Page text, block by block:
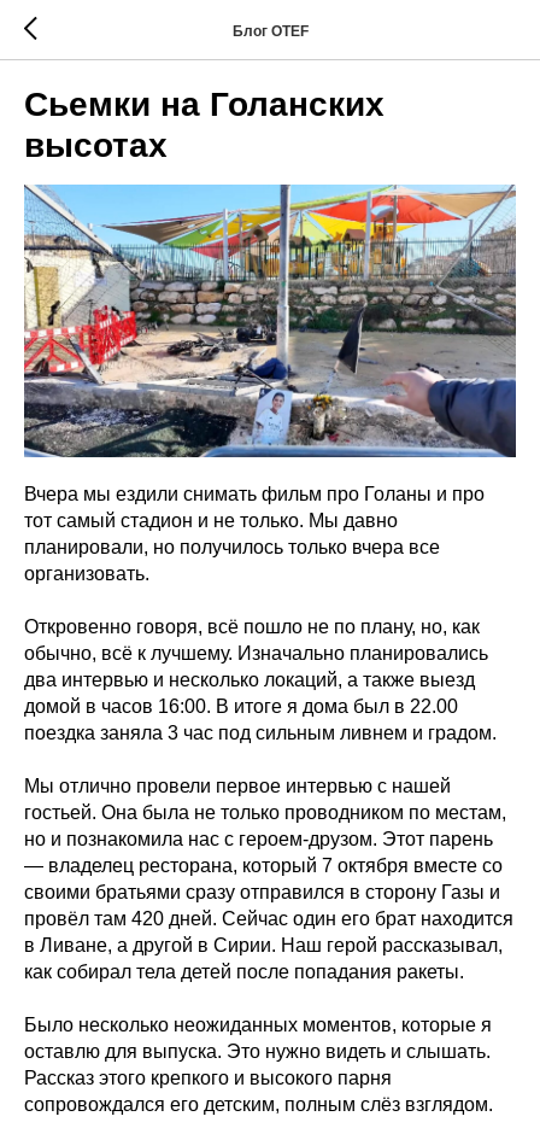
Блог OTEF
Сьемки на Голанских
высотах
Вчера мы ездили снимать фильм про Голаны и про
тот самый стадион и не только. Мы давно
планировали, но получилось только вчера все
организовать.
Откровенно говоря, всё пошло не по плану, но, как
обычно, всё к лучшему. Изначально планировались
два интервью и несколько локаций, а также выезд
домой в часов 16:00. В итоге я дома был в 22.00
поездка заняла 3 час под сильным ливнем и градом.
Мы отлично провели первое интервью с нашей
гостьей. Она была не только проводником по местам,
но и познакомила нас с героем-друзом. Этот парень
— владелец ресторана, который 7 октября вместе со
своими братьями сразу отправился в сторону Газы и
провёл там 420 дней. Сейчас один его брат находится
в Ливане, а другой в Сирии. Наш герой рассказывал,
как собирал тела детей после попадания ракеты.
Было несколько неожиданных моментов, которые я
оставлю для выпуска. Это нужно видеть и слышать.
Рассказ этого крепкого и высокого парня
сопровождался его детским, полным слёз взглядом.